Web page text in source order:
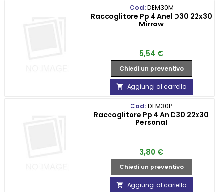
Cod:DEM30M
Raccoglitore Pp 4 Anel D30 22x30
Mirrow
Prezzo
5,54 €
Chiedi un preventivo
 Aggiungi al carrello
Cod:DEM30P
Raccoglitore Pp 4 An D30 22x30
Personal
Prezzo
3,80 €
Chiedi un preventivo
 Aggiungi al carrello